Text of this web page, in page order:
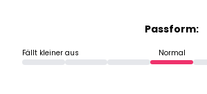
Passform:
Fällt kleiner aus Normal